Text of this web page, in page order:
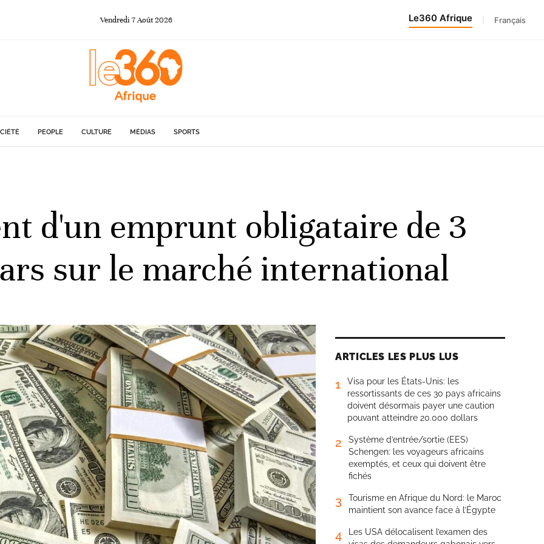
Vendredi 7Août 2026 Le360 Afrique Français
PEOPLE CULTURE MÉDIAS SPORTS
d'un emprunt obligataire de 3
sur le marché international
ARTICLES LES PLUS LUS
1
Visa pour les États-Unis: les
ressortissants de ces 30 pays africains
doivent désormais payer une caution
pouvant atteindre 20.000 dollars
2
Système d’entrée/sortie (EES)
Schengen: les voyageurs africains
exemptés, et ceux qui doivent être
fichés
3
Tourisme en Afrique du Nord: le Maroc
maintient son avance face à l’Égypte
4
Les USA délocalisent l’examen des